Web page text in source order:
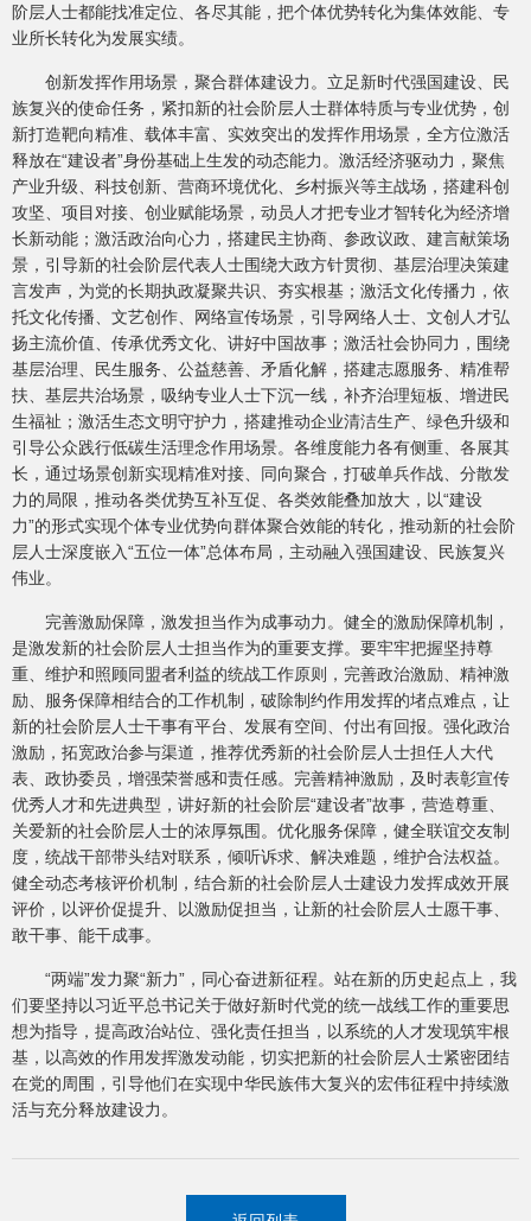
阶层人士都能找准定位、各尽其能，把个体优势转化为集体效能、专
业所长转化为发展实绩。
创新发挥作用场景，聚合群体建设力。立足新时代强国建设、民
族复兴的使命任务，紧扣新的社会阶层人士群体特质与专业优势，创
新打造靶向精准、载体丰富、实效突出的发挥作用场景，全方位激活
释放在“建设者”身份基础上生发的动态能力。激活经济驱动力，聚焦
产业升级、科技创新、营商环境优化、乡村振兴等主战场，搭建科创
攻坚、项目对接、创业赋能场景，动员人才把专业才智转化为经济增
长新动能；激活政治向心力，搭建民主协商、参政议政、建言献策场
景，引导新的社会阶层代表人士围绕大政方针贯彻、基层治理决策建
言发声，为党的长期执政凝聚共识、夯实根基；激活文化传播力，依
托文化传播、文艺创作、网络宣传场景，引导网络人士、文创人才弘
扬主流价值、传承优秀文化、讲好中国故事；激活社会协同力，围绕
基层治理、民生服务、公益慈善、矛盾化解，搭建志愿服务、精准帮
扶、基层共治场景，吸纳专业人士下沉一线，补齐治理短板、增进民
生福祉；激活生态文明守护力，搭建推动企业清洁生产、绿色升级和
引导公众践行低碳生活理念作用场景。各维度能力各有侧重、各展其
长，通过场景创新实现精准对接、同向聚合，打破单兵作战、分散发
力的局限，推动各类优势互补互促、各类效能叠加放大，以“建设
力”的形式实现个体专业优势向群体聚合效能的转化，推动新的社会阶
层人士深度嵌入“五位一体”总体布局，主动融入强国建设、民族复兴
伟业。
完善激励保障，激发担当作为成事动力。健全的激励保障机制，
是激发新的社会阶层人士担当作为的重要支撑。要牢牢把握坚持尊
重、维护和照顾同盟者利益的统战工作原则，完善政治激励、精神激
励、服务保障相结合的工作机制，破除制约作用发挥的堵点难点，让
新的社会阶层人士干事有平台、发展有空间、付出有回报。强化政治
激励，拓宽政治参与渠道，推荐优秀新的社会阶层人士担任人大代
表、政协委员，增强荣誉感和责任感。完善精神激励，及时表彰宣传
优秀人才和先进典型，讲好新的社会阶层“建设者”故事，营造尊重、
关爱新的社会阶层人士的浓厚氛围。优化服务保障，健全联谊交友制
度，统战干部带头结对联系，倾听诉求、解决难题，维护合法权益。
健全动态考核评价机制，结合新的社会阶层人士建设力发挥成效开展
评价，以评价促提升、以激励促担当，让新的社会阶层人士愿干事、
敢干事、能干成事。
“两端”发力聚“新力”，同心奋进新征程。站在新的历史起点上，我
们要坚持以习近平总书记关于做好新时代党的统一战线工作的重要思
想为指导，提高政治站位、强化责任担当，以系统的人才发现筑牢根
基，以高效的作用发挥激发动能，切实把新的社会阶层人士紧密团结
在党的周围，引导他们在实现中华民族伟大复兴的宏伟征程中持续激
活与充分释放建设力。